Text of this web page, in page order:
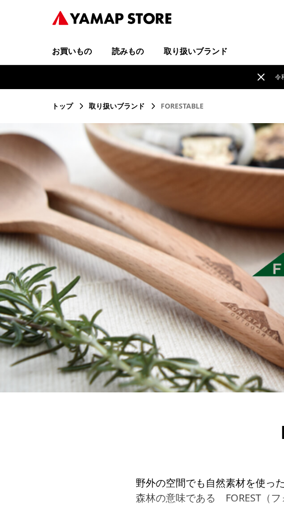
お買いもの 読みもの 取り扱いブランド
令
トップ 取り扱いブランド FORESTABLE
野外の空間でも自然素材を使っ
森林の意味である FOREST（